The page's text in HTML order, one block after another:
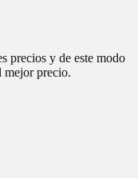
precios y de este modo
mejor precio.